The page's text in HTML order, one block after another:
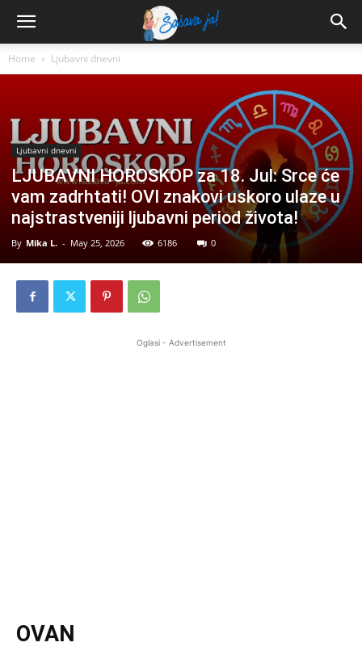
Home Ljubavni dnevni
Ljubavni dnevni
LJUBAVNI HOROSKOP za 18. Jul: Srce će
vam zadrhtati! OVI znakovi uskoro ulaze u
najstrastveniji ljubavni period života!
By Mika L. - May 25, 2026 6186 0
Oglasi - Advertisement
OVAN